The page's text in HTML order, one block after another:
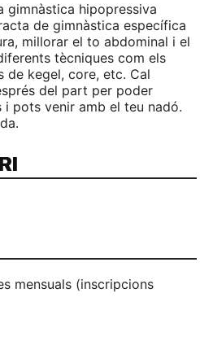
gimnàstica hipopressiva
de gimnàstica específica
millorar el to abdominal i el
tècniques com els
de kegel, core, etc. Cal
del part per poder
i pots venir amb el teu nadó.
mensuals (inscripcions